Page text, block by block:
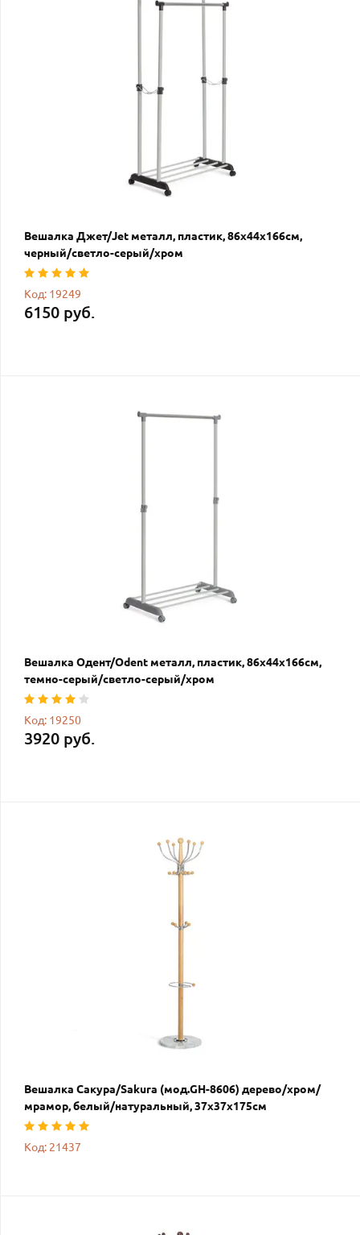
Вешалка Джет/Jet металл, пластик, 86х44х166см,
черный/светло-серый/хром
Код: 19249
6150 руб.
Вешалка Одент/Odent металл, пластик, 86х44х166см,
темно-серый/светло-серый/хром
Код: 19250
3920 руб.
Вешалка Сакура/Sakura (мод.GH-8606) дерево/хром/
мрамор, белый/натуральный, 37х37х175см
Код: 21437